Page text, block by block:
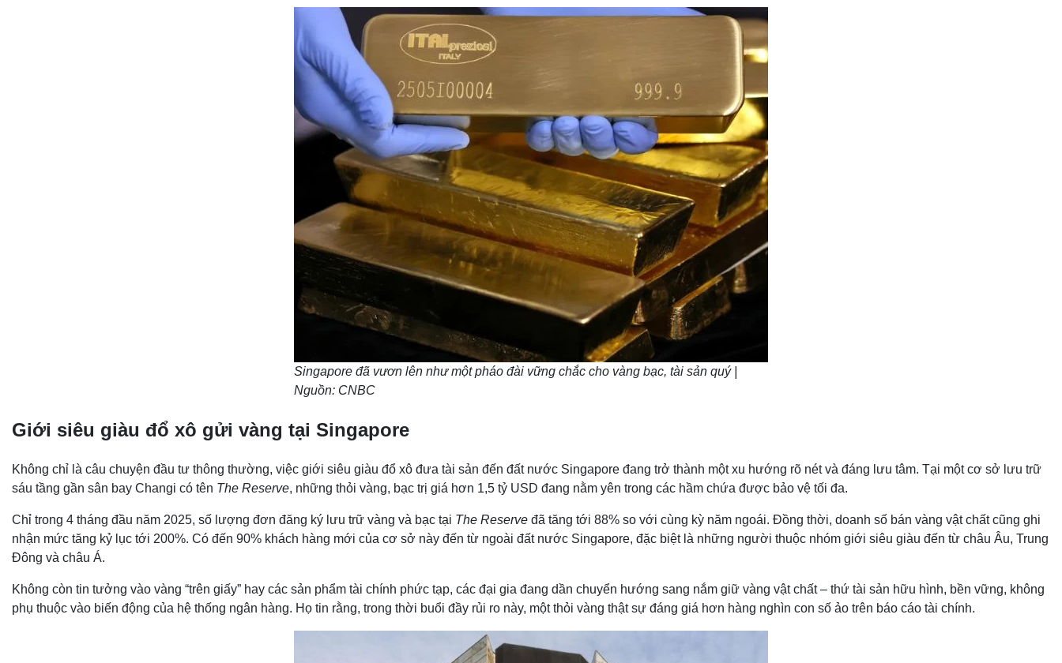
Singapore đã vươn lên như một pháo đài vững chắc cho vàng bạc, tài sản quý |
Nguồn: CNBC
Giới siêu giàu đổ xô gửi vàng tại Singapore
Không chỉ là câu chuyện đầu tư thông thường, việc giới siêu giàu đổ xô đưa tài sản đến đất nước Singapore đang trở thành một xu hướng rõ nét và đáng lưu tâm. Tại một cơ sở lưu trữ
sáu tầng gần sân bay Changi có tên The Reserve, những thỏi vàng, bạc trị giá hơn 1,5 tỷ USD đang nằm yên trong các hầm chứa được bảo vệ tối đa.
Chỉ trong 4 tháng đầu năm 2025, số lượng đơn đăng ký lưu trữ vàng và bạc tại The Reserve đã tăng tới 88% so với cùng kỳ năm ngoái. Đồng thời, doanh số bán vàng vật chất cũng ghi
nhận mức tăng kỷ lục tới 200%. Có đến 90% khách hàng mới của cơ sở này đến từ ngoài đất nước Singapore, đặc biệt là những người thuộc nhóm giới siêu giàu đến từ châu Âu, Trung
Đông và châu Á.
Không còn tin tưởng vào vàng “trên giấy” hay các sản phẩm tài chính phức tạp, các đại gia đang dần chuyển hướng sang nắm giữ vàng vật chất – thứ tài sản hữu hình, bền vững, không
phụ thuộc vào biến động của hệ thống ngân hàng. Họ tin rằng, trong thời buổi đầy rủi ro này, một thỏi vàng thật sự đáng giá hơn hàng nghìn con số ảo trên báo cáo tài chính.